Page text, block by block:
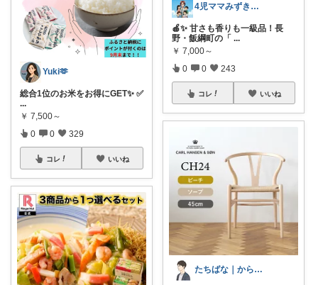
Yuki🫶
総合1位のお米をお得にGET✨ ✅
...
￥ 7,500～
0 0 329
コレ いいね
4児ママみずきのコスパ重視room
🍎✨ 甘さも香りも一級品！長
野・飯綱町の「 ...
￥ 7,000～
0 0 243
コレ いいね
たちばな｜からだとこころの良品